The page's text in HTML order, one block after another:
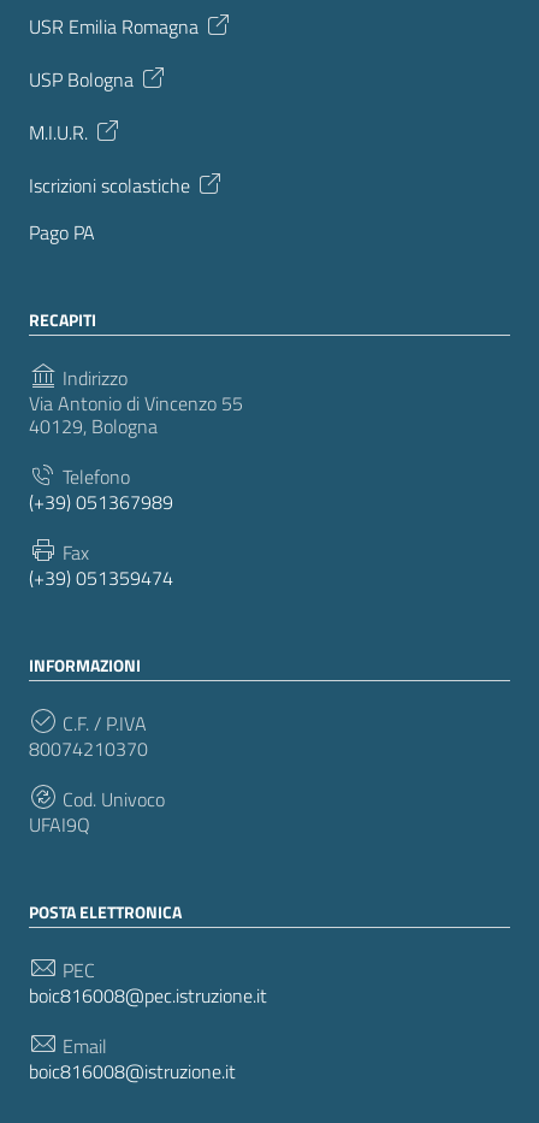
USR Emilia Romagna
USP Bologna
M.I.U.R.
Iscrizioni scolastiche
Pago PA
RECAPITI
Indirizzo
Via Antonio di Vincenzo 55
40129, Bologna
Telefono
(+39) 051367989
Fax
(+39) 051359474
INFORMAZIONI
C.F. / P.IVA
80074210370
Cod. Univoco
UFAI9Q
POSTA ELETTRONICA
PEC
boic816008@pec.istruzione.it
Email
boic816008@istruzione.it